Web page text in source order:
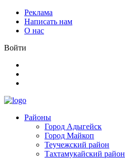
Реклама
Написать нам
О нас
Войти
Районы
Город Адыгейск
Город Майкоп
Теучежский район
Тахтамукайский район